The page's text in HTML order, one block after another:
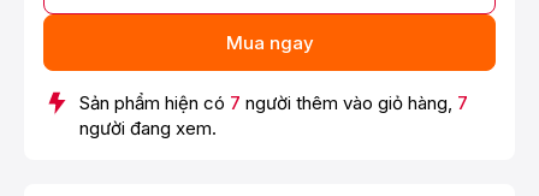
Mua ngay
Sản phẩm hiện có 7 người thêm vào giỏ hàng, 7
người đang xem.